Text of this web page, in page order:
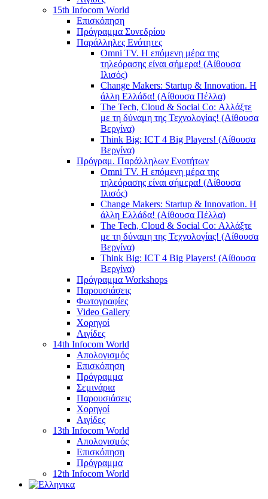
15th Infocom World
Επισκόπηση
Πρόγραμμα Συνεδρίου
Παράλληλες Ενότητες
Omni TV. Η επόμενη μέρα της
τηλεόρασης είναι σήμερα! (Αίθουσα
Ιλισός)
Change Makers: Startup & Innovation. Η
άλλη Ελλάδα! (Αίθουσα Πέλλα)
The Tech, Cloud & Social Co: Αλλάξτε
με τη δύναμη της Τεχνολογίας! (Αίθουσα
Βεργίνα)
Think Big: ICT 4 Big Players! (Αίθουσα
Βεργίνα)
Πρόγραμ. Παράλληλων Ενοτήτων
Omni TV. Η επόμενη μέρα της
τηλεόρασης είναι σήμερα! (Αίθουσα
Ιλισός)
Change Makers: Startup & Innovation. Η
άλλη Ελλάδα! (Αίθουσα Πέλλα)
The Tech, Cloud & Social Co: Αλλάξτε
με τη δύναμη της Τεχνολογίας! (Αίθουσα
Βεργίνα)
Think Big: ICT 4 Big Players! (Αίθουσα
Βεργίνα)
Πρόγραμμα Workshops
Παρουσιάσεις
Φωτογραφίες
Video Gallery
Χορηγοί
Αιγίδες
14th Infocom World
Απολογισμός
Επισκόπηση
Πρόγραμμα
Σεμινάρια
Παρουσιάσεις
Χορηγοί
Αιγίδες
13th Infocom World
Απολογισμός
Επισκόπηση
Πρόγραμμα
12th Infocom World